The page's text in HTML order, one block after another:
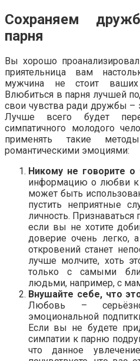
Сохраняем
парня
Вы хорошо
приятельница вам
мужчина не стоит ваших
Влюбиться в парня лучшей
свои чувства ради дружбы –
Лучше всего будет
симпатичного молодого
применять такие
романтическими эмоциями:
Никому не говорите о
информацию о любви к
может быть
пустить неприятные
личность.
если вы не хотите
доверие очень легко,
откровений станет
лучше молчите, хоть
только с самыми
людьми, например, с
Внушайте себе, что
Любовь –
эмоциональной
Если вы не будете
симпатии к парню
что данное